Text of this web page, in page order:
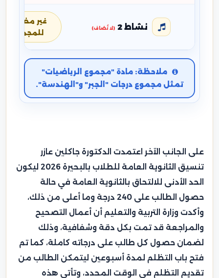
نشاط 2 (لا تُضاف)
غير مضافة
للمجموع
ملاحظة: مادة "مجموع الرياضيات"
تمثل مجموع درجات "الجبر" و"الهندسة".
على الجانب الآخر اعتمدت الدكتورة جاكلين عازر
تنسيق الثانوية العامة للطلاب بالبحيرة 2026 ليكون
الحد الأدنى للالتحاق بالثانوية العامة في حالة
حصول الطالب على 240 درجة وما أعلى من ذلك،
وأكدت وزارة التربية والتعليم أن أعمال التصحيح
والمراجعة قد تمت بكل دقة وشفافية، وذلك
لضمان حصول كل طالب على درجاته كاملة، كما تم
فتح باب التظلم لمدة أسبوعين ليتمكن الطالب من
تقديم التظلم في الوقت المحدد، وتأتي هذه